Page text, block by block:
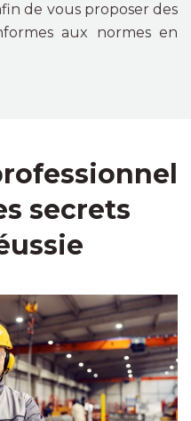
de vous proposer des
aux normes en
secrets